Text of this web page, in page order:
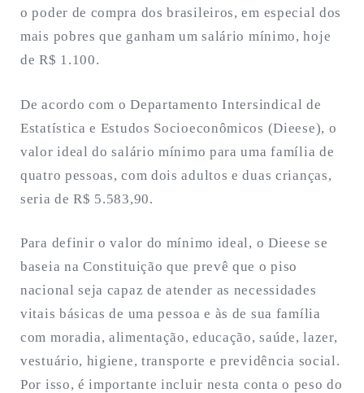
o poder de compra dos brasileiros, em especial dos
mais pobres que ganham um salário mínimo, hoje
de R$ 1.100.
De acordo com o Departamento Intersindical de
Estatística e Estudos Socioeconômicos (Dieese), o
valor ideal do salário mínimo para uma família de
quatro pessoas, com dois adultos e duas crianças,
seria de R$ 5.583,90.
Para definir o valor do mínimo ideal, o Dieese se
baseia na Constituição que prevê que o piso
nacional seja capaz de atender as necessidades
vitais básicas de uma pessoa e às de sua família
com moradia, alimentação, educação, saúde, lazer,
vestuário, higiene, transporte e previdência social.
Por isso, é importante incluir nesta conta o peso do